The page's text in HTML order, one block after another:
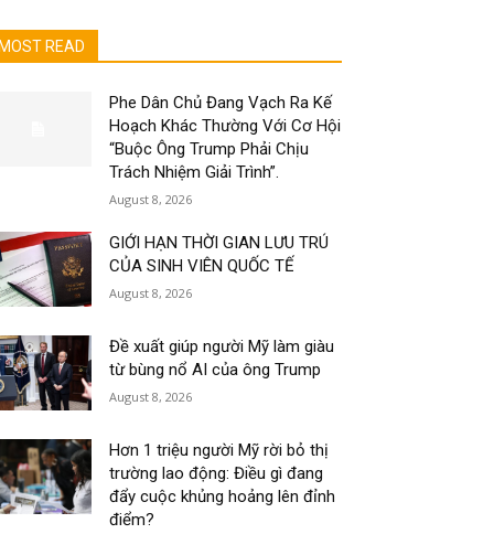
MOST READ
Phe Dân Chủ Đang Vạch Ra Kế
Hoạch Khác Thường Với Cơ Hội
“Buộc Ông Trump Phải Chịu
Trách Nhiệm Giải Trình”.
August 8, 2026
GIỚI HẠN THỜI GIAN LƯU TRÚ
CỦA SINH VIÊN QUỐC TẾ
August 8, 2026
Đề xuất giúp người Mỹ làm giàu
từ bùng nổ AI của ông Trump
August 8, 2026
Hơn 1 triệu người Mỹ rời bỏ thị
trường lao động: Điều gì đang
đẩy cuộc khủng hoảng lên đỉnh
điểm?